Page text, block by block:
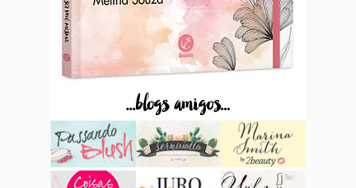
...blogs amigos...